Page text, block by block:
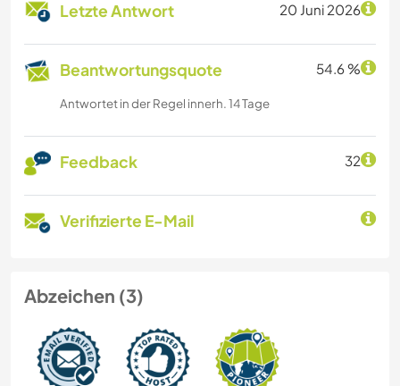
Letzte Antwort 20 Juni 2026
Beantwortungsquote 54.6 %
Antwortet in der Regel innerh. 14 Tage
Feedback 32
Verifizierte E-Mail
Abzeichen (3)